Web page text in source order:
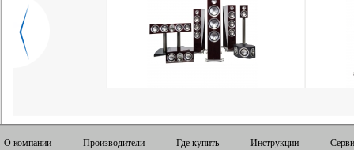
О компании Производители Где купить Инструкции